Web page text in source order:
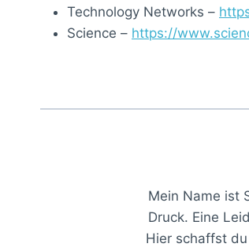
Technology Networks –
Science – https://
Mein Name ist
Druck. Eine
Hier schaffst